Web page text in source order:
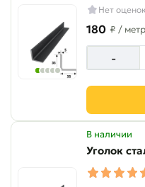
Нет оценок
180 ₽ / метр
-
В наличии
Уголок